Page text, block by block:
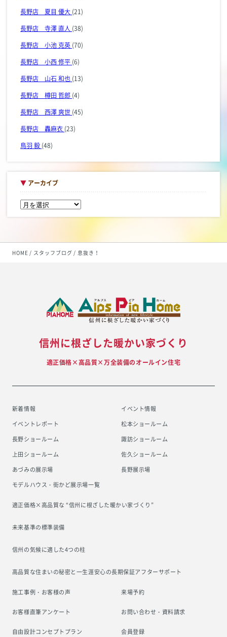
HOME スタッフブログ 息抜き！
長野店 夏目 優大 (21)
長野店 寺澤 直人 (38)
長野店 小池 克英 (70)
長野店 小西 修平 (6)
長野店 山石 和也 (13)
長野店 樽田 哲郎 (4)
長野店 西澤 爽世 (45)
長野店 轟麻衣 (23)
鳥羽 毅 (48)
▼ アーカイブ
信州に根ざした暖かい家づくり
適正価格×高品質×万全装備のオールイン住宅
新着情報
イベント情報
イベントレポート
松本ショールーム
長野ショールーム
諏訪ショールーム
上田ショールーム
佐久ショールーム
あづみの展示場
長野展示場
モデルハウス・街かど展示場一覧
適正価格×高品質な “信州に根ざした暖かい家づくり”
未来基準の標準装備
信州の気候に適した4つの柱
高品質な住まいの秘密と一生涯安心の長期保証アフターサポート
施工事例・お客様の声
お客様直筆アンケート
自由設計コンセプトプラン
来場予約
お問い合わせ・資料請求
会員登録